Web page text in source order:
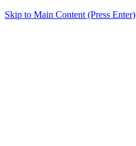
Skip to Main Content (Press Enter)